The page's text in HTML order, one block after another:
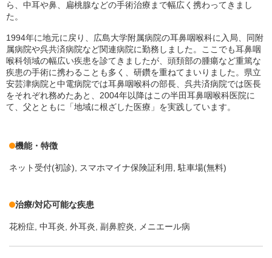
ら、中耳や鼻、扁桃腺などの手術治療まで幅広く携わってきまし
た。
1994年に地元に戻り、広島大学附属病院の耳鼻咽喉科に入局、同附
属病院や呉共済病院など関連病院に勤務しました。ここでも耳鼻咽
喉科領域の幅広い疾患を診てきましたが、頭頚部の腫瘍など重篤な
疾患の手術に携わることも多く、研鑽を重ねてまいりました。県立
安芸津病院と中電病院では耳鼻咽喉科の部長、呉共済病院では医長
をそれぞれ務めたあと、2004年以降はこの半田耳鼻咽喉科医院に
て、父とともに「地域に根ざした医療」を実践しています。
機能・特徴
ネット受付(初診) スマホマイナ保険証利用 駐車場(無料)
治療/対応可能な疾患
花粉症 中耳炎 外耳炎 副鼻腔炎 メニエール病